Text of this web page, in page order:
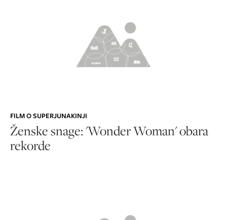
FILM O SUPERJUNAKINJI
Ženske snage: 'Wonder Woman' obara
rekorde